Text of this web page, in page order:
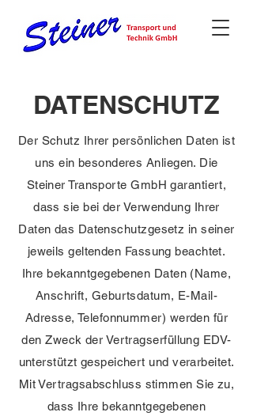
DATENSCHUTZ
Der Schutz Ihrer persönlichen Daten ist
uns ein besonderes Anliegen. Die
Steiner Transporte GmbH garantiert,
dass sie bei der Verwendung Ihrer
Daten das Datenschutzgesetz in seiner
jeweils geltenden Fassung beachtet.
Ihre bekanntgegebenen Daten (Name,
Anschrift, Geburtsdatum, E-Mail-
Adresse, Telefonnummer) werden für
den Zweck der Vertragserfüllung EDV-
unterstützt gespeichert und verarbeitet.
Mit Vertragsabschluss stimmen Sie zu,
dass Ihre bekanntgegebenen